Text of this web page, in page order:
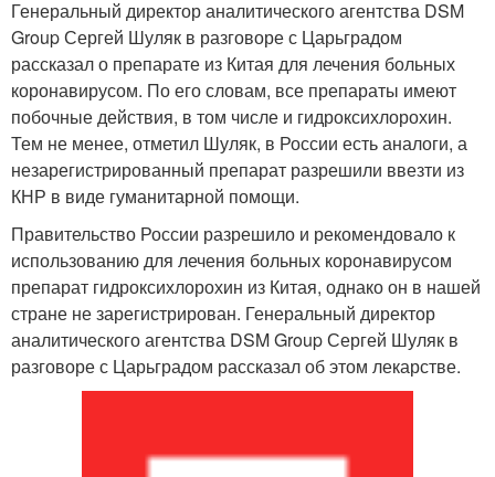
Генеральный директор аналитического агентства DSM
Group Сергей Шуляк в разговоре с Царьградом
рассказал о препарате из Китая для лечения больных
коронавирусом. По его словам, все препараты имеют
побочные действия, в том числе и гидроксихлорохин.
Тем не менее, отметил Шуляк, в России есть аналоги, а
незарегистрированный препарат разрешили ввезти из
КНР в виде гуманитарной помощи.
Правительство России разрешило и рекомендовало к
использованию для лечения больных коронавирусом
препарат гидроксихлорохин из Китая, однако он в нашей
стране не зарегистрирован. Генеральный директор
аналитического агентства DSM Group Сергей Шуляк в
разговоре с Царьградом рассказал об этом лекарстве.